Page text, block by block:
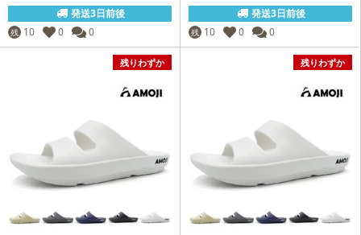
発送3日前後
残 10 0 0
発送3日前後
残 10 0 0
残りわずか 残りわずか